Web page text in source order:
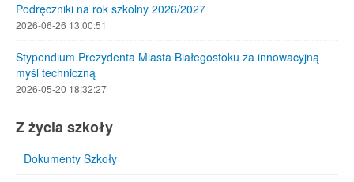
Podręczniki na rok szkolny 2026/2027
2026-06-26 13:00:51
Stypendium Prezydenta Miasta Białegostoku za innowacyjną
myśl techniczną
2026-05-20 18:32:27
Z życia szkoły
Dokumenty Szkoły